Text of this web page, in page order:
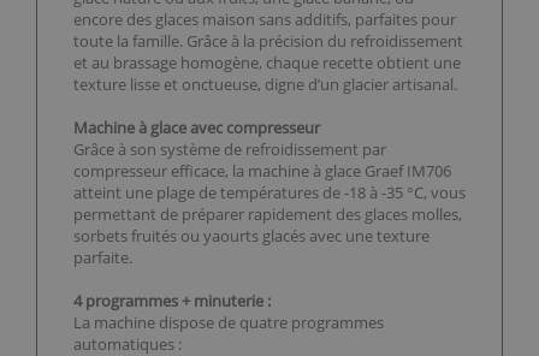
encore des glaces maison sans additifs, parfaites pour
toute la famille. Grâce à la précision du refroidissement
et au brassage homogène, chaque recette obtient une
texture lisse et onctueuse, digne d’un glacier artisanal.
Machine à glace avec compresseur
Grâce à son système de refroidissement par
compresseur efficace, la machine à glace Graef IM706
atteint une plage de températures de -18 à -35 °C, vous
permettant de préparer rapidement des glaces molles,
sorbets fruités ou yaourts glacés avec une texture
parfaite.
4 programmes + minuterie :
La machine dispose de quatre programmes
automatiques :